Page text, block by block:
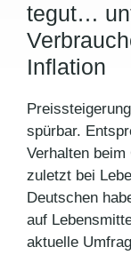
tegut…
Inflation
spürbar.
Verhalten
zuletzt bei
Deutschen
auf
aktuelle